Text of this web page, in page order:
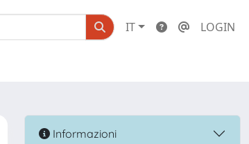
IT LOGIN
Informazioni